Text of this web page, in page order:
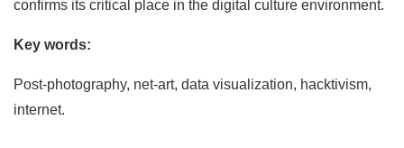
confirms its critical place in the digital culture environment.
Key words:
Post-photography, net-art, data visualization, hacktivism,
internet.